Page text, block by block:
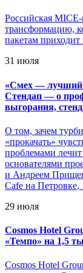
Российская
трансформацию,
пакетам приходит
31 июля
«Смех — лучший
Стендап — о
выгорания,
О том, зачем
«прокачать»
проблемами
основателями
и Андреем
Cafe на Петровке,
29 июля
Cosmos Hotel
«Темпо» на 1,5
Cosmos Hotel